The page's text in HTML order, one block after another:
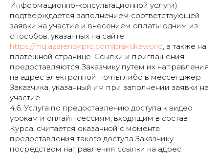
Информационно-консультационной услуги)
подтверждается заполнением соответствующей
заявки на участие и внесением оплаты одним из
способов, указанных на сайте
https://mg.azarenokpro.com/praktikaworld, а также на
платежной странице. Ссылки и приглашения
предоставляются Заказчику путем их направления
на адрес электронной почты либо в мессенджер
Заказчика, указанный им при заполнении заявки на
участие.
4.6. Услуга по предоставлению доступа к видео
урокам и онлайн сессиям, входящим в состав
Курса, считается оказанной с момента
предоставления такого доступа Заказчику
посредством направления ссылки на адрес